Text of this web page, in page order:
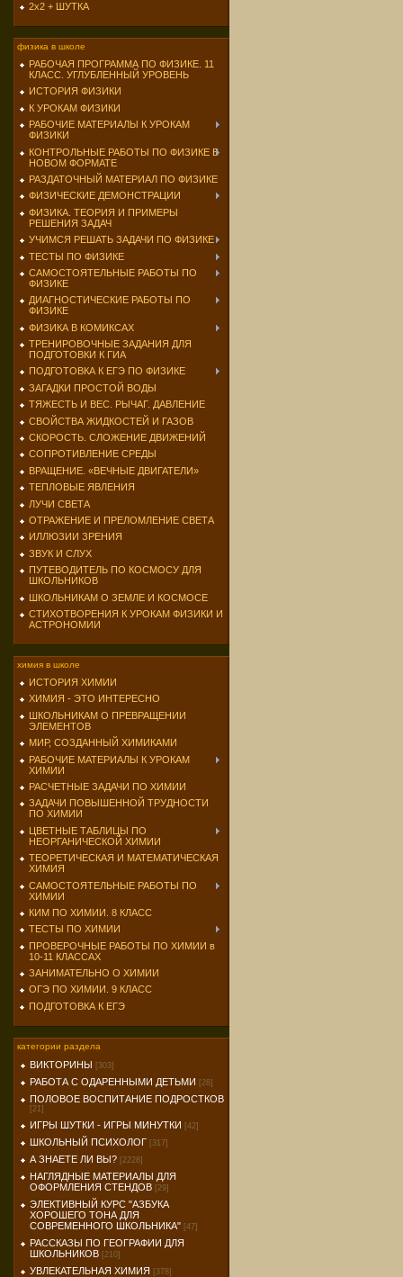
2х2 + ШУТКА
физика в школе
РАБОЧАЯ ПРОГРАММА ПО ФИЗИКЕ. 11
КЛАСС. УГЛУБЛЕННЫЙ УРОВЕНЬ
ИСТОРИЯ ФИЗИКИ
К УРОКАМ ФИЗИКИ
РАБОЧИЕ МАТЕРИАЛЫ К УРОКАМ
ФИЗИКИ
КОНТРОЛЬНЫЕ РАБОТЫ ПО ФИЗИКЕ В
НОВОМ ФОРМАТЕ
РАЗДАТОЧНЫЙ МАТЕРИАЛ ПО ФИЗИКЕ
ФИЗИЧЕСКИЕ ДЕМОНСТРАЦИИ
ФИЗИКА. ТЕОРИЯ И ПРИМЕРЫ
РЕШЕНИЯ ЗАДАЧ
УЧИМСЯ РЕШАТЬ ЗАДАЧИ ПО ФИЗИКЕ
ТЕСТЫ ПО ФИЗИКЕ
САМОСТОЯТЕЛЬНЫЕ РАБОТЫ ПО
ФИЗИКЕ
ДИАГНОСТИЧЕСКИЕ РАБОТЫ ПО
ФИЗИКЕ
ФИЗИКА В КОМИКСАХ
ТРЕНИРОВОЧНЫЕ ЗАДАНИЯ ДЛЯ
ПОДГОТОВКИ К ГИА
ПОДГОТОВКА К ЕГЭ ПО ФИЗИКЕ
ЗАГАДКИ ПРОСТОЙ ВОДЫ
ТЯЖЕСТЬ И ВЕС. РЫЧАГ. ДАВЛЕНИЕ
СВОЙСТВА ЖИДКОСТЕЙ И ГАЗОВ
СКОРОСТЬ. СЛОЖЕНИЕ ДВИЖЕНИЙ
СОПРОТИВЛЕНИЕ СРЕДЫ
ВРАЩЕНИЕ. «ВЕЧНЫЕ ДВИГАТЕЛИ»
ТЕПЛОВЫЕ ЯВЛЕНИЯ
ЛУЧИ СВЕТА
ОТРАЖЕНИЕ И ПРЕЛОМЛЕНИЕ СВЕТА
ИЛЛЮЗИИ ЗРЕНИЯ
ЗВУК И СЛУХ
ПУТЕВОДИТЕЛЬ ПО КОСМОСУ ДЛЯ
ШКОЛЬНИКОВ
ШКОЛЬНИКАМ О ЗЕМЛЕ И КОСМОСЕ
СТИХОТВОРЕНИЯ К УРОКАМ ФИЗИКИ И
АСТРОНОМИИ
химия в школе
ИСТОРИЯ ХИМИИ
ХИМИЯ - ЭТО ИНТЕРЕСНО
ШКОЛЬНИКАМ О ПРЕВРАЩЕНИИ
ЭЛЕМЕНТОВ
МИР, СОЗДАННЫЙ ХИМИКАМИ
РАБОЧИЕ МАТЕРИАЛЫ К УРОКАМ
ХИМИИ
РАСЧЕТНЫЕ ЗАДАЧИ ПО ХИМИИ
ЗАДАЧИ ПОВЫШЕННОЙ ТРУДНОСТИ
ПО ХИМИИ
ЦВЕТНЫЕ ТАБЛИЦЫ ПО
НЕОРГАНИЧЕСКОЙ ХИМИИ
ТЕОРЕТИЧЕСКАЯ И МАТЕМАТИЧЕСКАЯ
ХИМИЯ
САМОСТОЯТЕЛЬНЫЕ РАБОТЫ ПО
ХИМИИ
КИМ ПО ХИМИИ. 8 КЛАСС
ТЕСТЫ ПО ХИМИИ
ПРОВЕРОЧНЫЕ РАБОТЫ ПО ХИМИИ в
10-11 КЛАССАХ
ЗАНИМАТЕЛЬНО О ХИМИИ
ОГЭ ПО ХИМИИ. 9 КЛАСС
ПОДГОТОВКА К ЕГЭ
категории раздела
ВИКТОРИНЫ [303]
РАБОТА С ОДАРЕННЫМИ ДЕТЬМИ [28]
ПОЛОВОЕ ВОСПИТАНИЕ ПОДРОСТКОВ
[21]
ИГРЫ ШУТКИ - ИГРЫ МИНУТКИ [42]
ШКОЛЬНЫЙ ПСИХОЛОГ [317]
А ЗНАЕТЕ ЛИ ВЫ? [2228]
НАГЛЯДНЫЕ МАТЕРИАЛЫ ДЛЯ
ОФОРМЛЕНИЯ СТЕНДОВ [29]
ЭЛЕКТИВНЫЙ КУРС "АЗБУКА
ХОРОШЕГО ТОНА ДЛЯ
СОВРЕМЕННОГО ШКОЛЬНИКА" [47]
РАССКАЗЫ ПО ГЕОГРАФИИ ДЛЯ
ШКОЛЬНИКОВ [210]
УВЛЕКАТЕЛЬНАЯ ХИМИЯ [378]